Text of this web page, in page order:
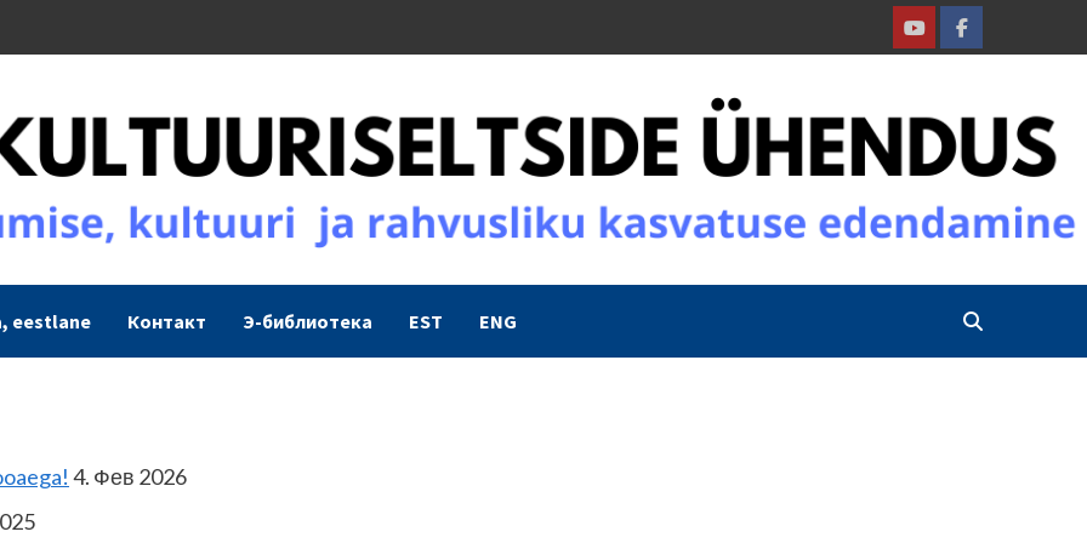
YoutubeFacebook
eestlane Контакт Э-библиотека EST ENG
4. Фев 2026